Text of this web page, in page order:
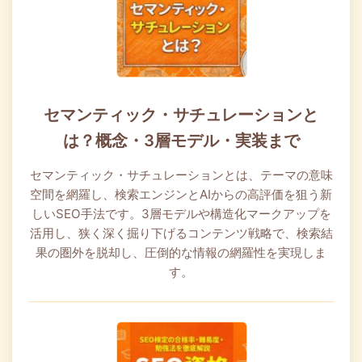
セマンティック・サチュレーションと
は？概念・3層モデル・実装まで
セマンティック・サチュレーションとは、テーマの意味
空間を網羅し、検索エンジンとAIからの高評価を狙う新
しいSEO手法です。3層モデルや構造化マークアップを
活用し、狭く深く掘り下げるコンテンツ戦略で、検索結
果の圏外を脱却し、圧倒的な情報の網羅性を実現しま
す。